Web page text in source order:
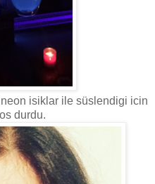
isiklar ile süslendigi icin
durdu.